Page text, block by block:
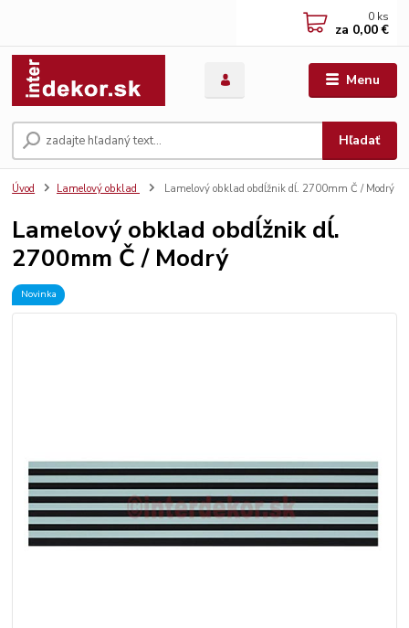
Menu
Hľadať
0 ks
za 0,00 €
Úvod Lamelový obklad Lamelový obklad obdĺžnik dĺ. 2700mm Č / Modrý
Lamelový obklad obdĺžnik dĺ.
2700mm Č / Modrý
Novinka